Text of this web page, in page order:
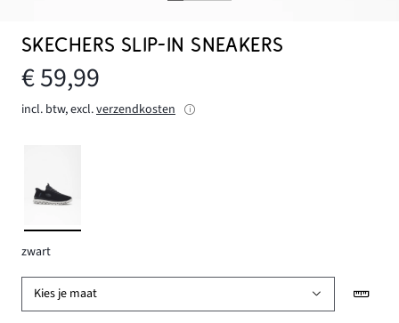
SKECHERS SLIP-IN SNEAKERS
€ 59,99
incl. btw, excl.verzendkosten
zwart
Kies je maat